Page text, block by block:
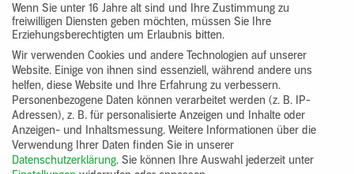
625,00 €
Gruppenprodukt
yosima_designputz_bigb
Wenn Sie unter 16 Jahre alt sind und Ihre Zustimmung zu
freiwilligen Diensten geben möchten, müssen Sie Ihre
Erziehungsberechtigten um Erlaubnis bitten.
Wir verwenden Cookies und andere Technologien auf unserer
Website. Einige von ihnen sind essenziell, während andere uns
helfen, diese Website und Ihre Erfahrung zu verbessern.
Personenbezogene Daten können verarbeitet werden (z. B. IP-
Adressen), z. B. für personalisierte Anzeigen und Inhalte oder
Anzeigen- und Inhaltsmessung. Weitere Informationen über die
Verwendung Ihrer Daten finden Sie in unserer
Datenschutzerklärung. Sie können Ihre Auswahl jederzeit unter